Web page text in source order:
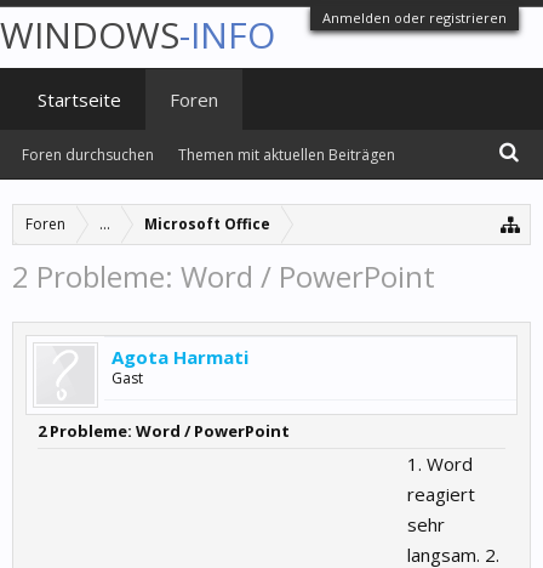
Anmelden oder registrieren
Foren ... Microsoft Office
2 Probleme: Word / PowerPoint
Agota Harmati
Gast
2 Probleme: Word / PowerPoint
1. Word
reagiert
sehr
langsam. 2.
WINDOWS-INFO
Startseite Foren
Foren durchsuchen Themen mit aktuellen Beiträgen